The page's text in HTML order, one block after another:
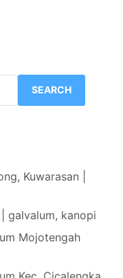
SEARCH
Kuwarasan |
galvalum, kanopi
Mojotengah